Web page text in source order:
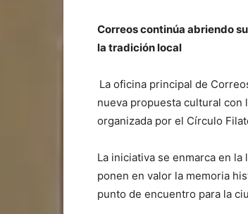
Correos continúa abriendo
la tradición local
La oficina principal de
nueva propuesta cultural con
organizada por el Círculo
La iniciativa se enmarca en
ponen en valor la memoria
punto de encuentro para la